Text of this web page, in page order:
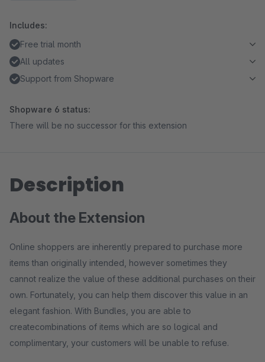
Includes:
Free trial month
All updates
Support from Shopware
Shopware 6 status:
There will be no successor for this extension
Description
About the Extension
Online shoppers are inherently prepared to purchase more
items than originally intended, however sometimes they
cannot realize the value of these additional purchases on their
own. Fortunately, you can help them discover this value in an
elegant fashion. With Bundles, you are able to
createcombinations of items which are so logical and
complimentary, your customers will be unable to refuse.